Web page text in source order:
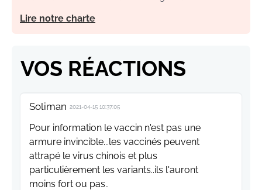
Lire notre charte
VOS RÉACTIONS
Soliman 2021-04-15 10:37:05
Pour information le vaccin n'est pas une
armure invincible...les vaccinés peuvent
attrapé le virus chinois et plus
particulièrement les variants..ils l'auront
moins fort ou pas..